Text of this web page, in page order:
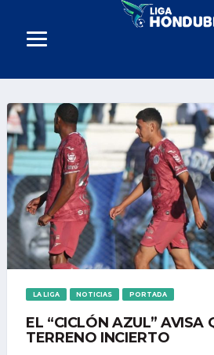
LA LIGA NOTICIAS PORTADA
EL “CICLÓN AZUL” AVISA
TERRENO INCIERTO